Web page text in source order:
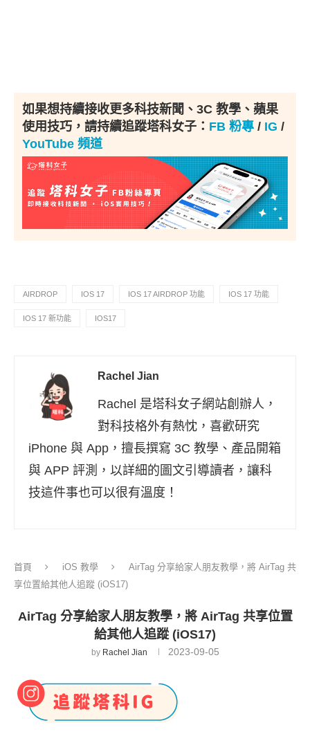
如果想持續接收更多科技新聞、3C 教學、蘋果
使用技巧，請持續追蹤塔科女子： FB 粉專 / IG /
YouTube 頻道
AIRDROP IOS 17 IOS 17 AIRDROP 功能 IOS 17 功能
IOS 17 新功能 IOS17
Rachel Jian
Rachel 是塔科女子網站創辦人，
對科技格外有熱忱，喜歡研究
iPhone 與 App，擅長撰寫 3C 教學、產品開箱
與 APP 評測，以詳細的圖文引導讀者，讓科
技這件事也可以很有溫度！
首頁 iOS 教學
AirTag 分享給家人朋友教學，將 AirTag 共
享位置給其他人追蹤 (iOS17)
AirTag 分享給家人朋友教學，將 AirTag 共享位置
給其他人追蹤 (iOS17)
by Rachel Jian 2023-09-05